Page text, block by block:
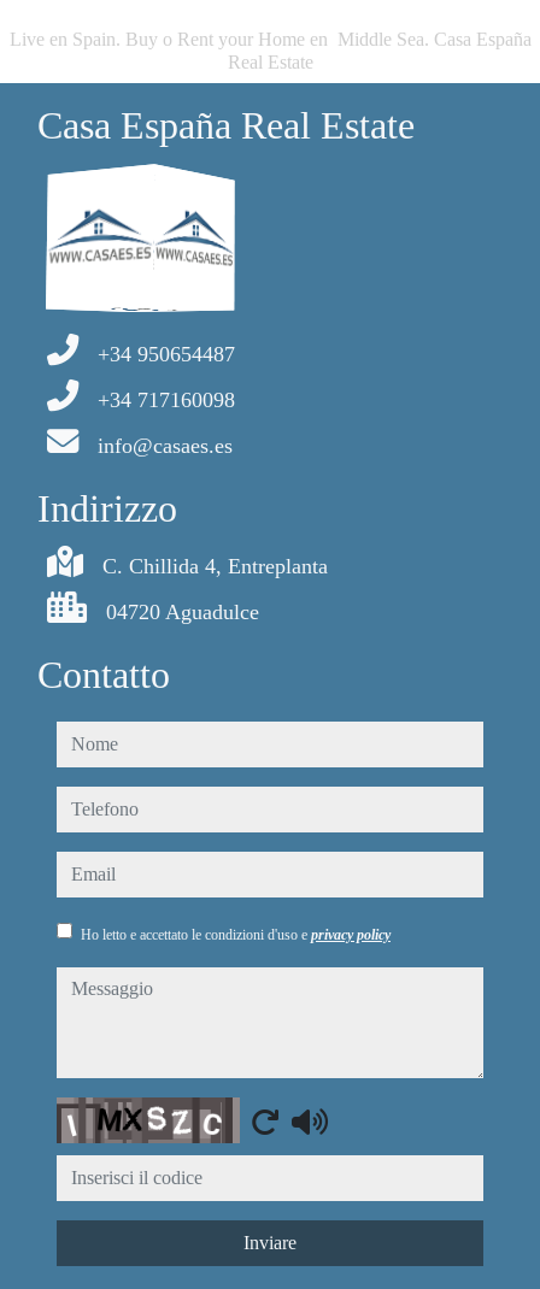
Live en Spain. Buy o Rent your Home en Middle Sea. Casa España
Real Estate
Casa España Real Estate
+34 950654487
+34 717160098
info@casaes.es
Indirizzo
C. Chillida 4, Entreplanta
04720 Aguadulce
Contatto
nome
telefono
email
Ho letto e accettato le condizioni d'uso e privacy policy
messaggio
Captcha
Inviare